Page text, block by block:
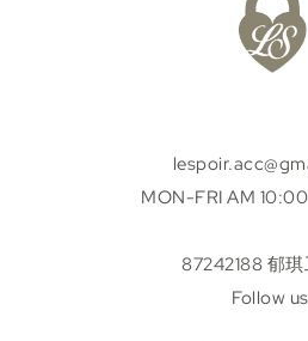
MON-FRI AM
87242188 郁
Follow us